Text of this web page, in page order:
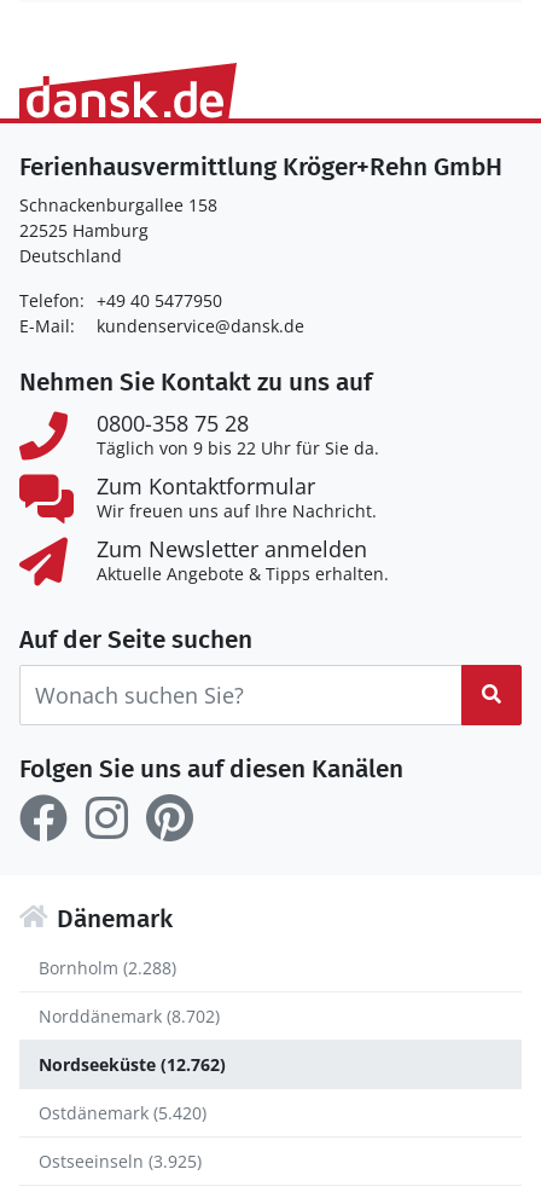
Ferienhausvermittlung Kröger+Rehn GmbH
Schnackenburgallee 158
22525 Hamburg
Deutschland
Telefon: +49 40 5477950
E-Mail:
kundenservice@dansk.de
Nehmen Sie Kontakt zu uns auf
0800-358 75 28
Täglich von 9 bis 22 Uhr für Sie da.
Zum Kontaktformular
Wir freuen uns auf Ihre Nachricht.
Zum Newsletter anmelden
Aktuelle Angebote & Tipps erhalten.
Auf der Seite suchen
Folgen Sie uns auf diesen Kanälen
Dänemark
Bornholm (2.288)
Norddänemark (8.702)
Nordseeküste (12.762)
Ostdänemark (5.420)
Ostseeinseln (3.925)